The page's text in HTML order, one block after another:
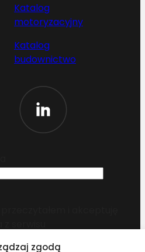
zgodą
Katalog
motoryzacyjny
Katalog
budownictwo